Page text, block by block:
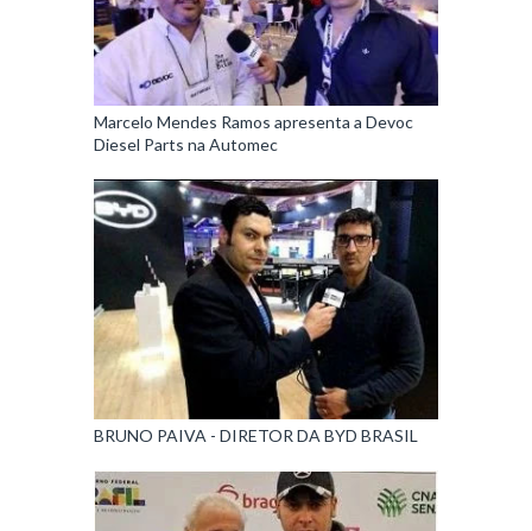
Marcelo Mendes Ramos apresenta a Devoc
Diesel Parts na Automec
BRUNO PAIVA - DIRETOR DA BYD BRASIL